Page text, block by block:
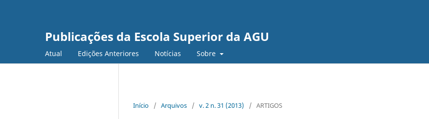
Publicações da Escola Superior da AGU
Atual Edições Anteriores Notícias Sobre
Início / Arquivos / v. 2 n. 31 (2013) / ARTIGOS